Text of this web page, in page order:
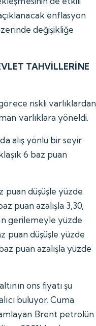
enflasyon
değişikliğe
TAHVİLLERİNE
görece riskli varlıklardan
varlıklara yöneldi.
alış yönlü bir seyir
6 baz puan
puan düşüşle yüzde
puan azalışla 3,30,
gerilemeyle yüzde
puan düşüşle yüzde
puan azalışla yüzde
ons fiyatı şu
buluyor. Cuma
Brent petrolün